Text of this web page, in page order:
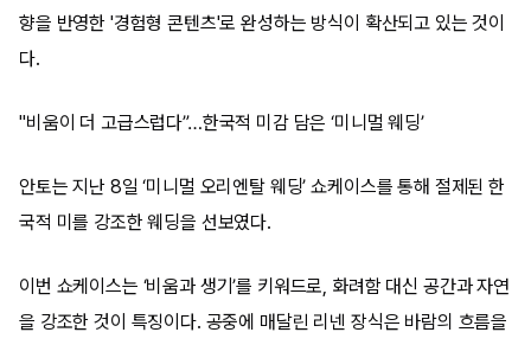
향을 반영한 '경험형 콘텐츠'로 완성하는 방식이 확산되고 있는 것이
다.
"비움이 더 고급스럽다”…한국적 미감 담은 ‘미니멀 웨딩’
안토는 지난 8일 ‘미니멀 오리엔탈 웨딩’ 쇼케이스를 통해 절제된 한
국적 미를 강조한 웨딩을 선보였다.
이번 쇼케이스는 ‘비움과 생기’를 키워드로, 화려함 대신 공간과 자연
을 강조한 것이 특징이다. 공중에 매달린 리넨 장식은 바람의 흐름을